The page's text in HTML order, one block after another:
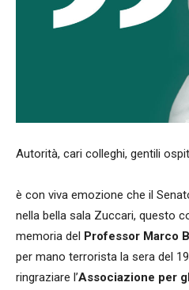
Autorità, cari colleghi, gentili
è con viva emozione che il
nella bella sala Zuccari, questo
memoria del
Professor Marco
per mano terrorista la sera del
ringraziare l’Associazione per